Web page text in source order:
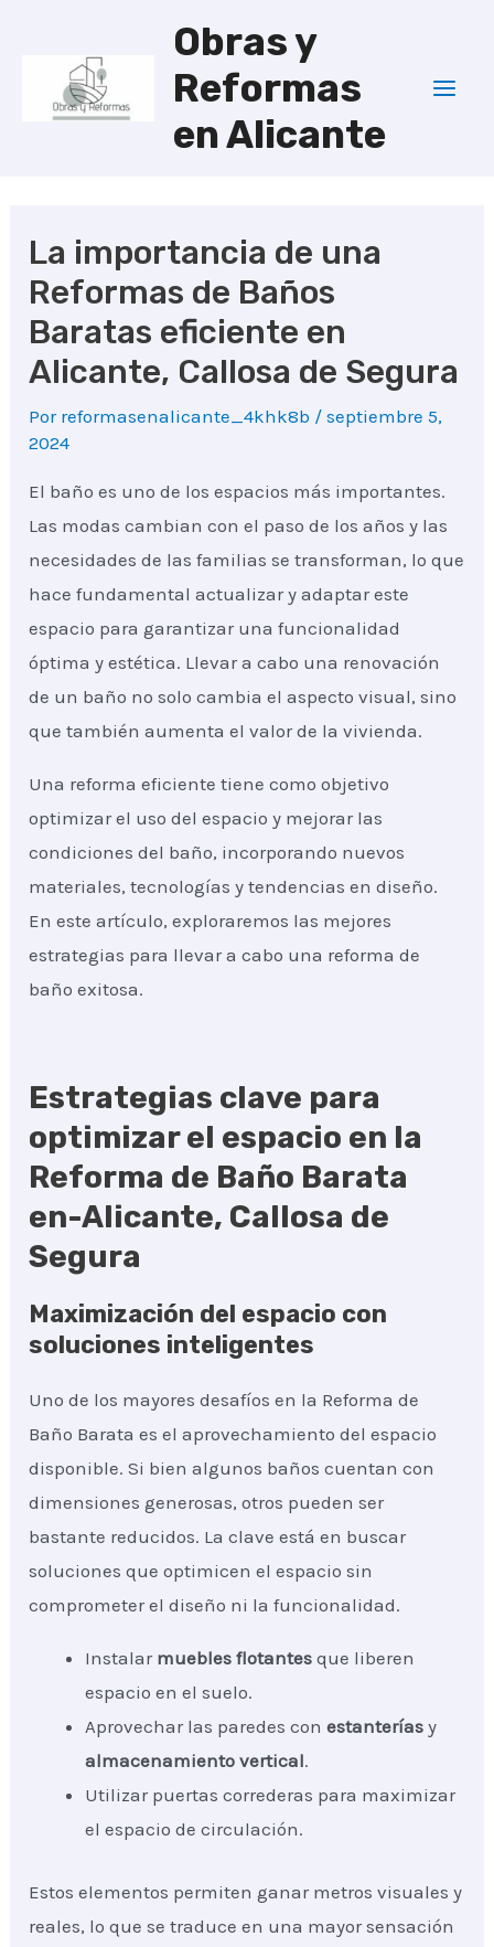
contenido
Obras y
Reformas
en Alicante
La importancia de una
Reformas de Baños
Baratas eficiente en
Alicante, Callosa de Segura
Por reformasenalicante_4khk8b /septiembre 5,
2024
El baño es uno de los espacios más importantes.
Las modas cambian con el paso de los años y las
necesidades de las familias se transforman, lo que
hace fundamental actualizar y adaptar este
espacio para garantizar una funcionalidad
óptima y estética. Llevar a cabo una renovación
de un baño no solo cambia el aspecto visual, sino
que también aumenta el valor de la vivienda.
Una reforma eficiente tiene como objetivo
optimizar el uso del espacio y mejorar las
condiciones del baño, incorporando nuevos
materiales, tecnologías y tendencias en diseño.
En este artículo, exploraremos las mejores
estrategias para llevar a cabo una reforma de
baño exitosa.
Estrategias clave para
optimizar el espacio en la
Reforma de Baño Barata
en-Alicante, Callosa de
Segura
Maximización del espacio con
soluciones inteligentes
Uno de los mayores desafíos en la Reforma de
Baño Barata es el aprovechamiento del espacio
disponible. Si bien algunos baños cuentan con
dimensiones generosas, otros pueden ser
bastante reducidos. La clave está en buscar
soluciones que optimicen el espacio sin
comprometer el diseño ni la funcionalidad.
Instalar muebles flotantes que liberen
espacio en el suelo.
Aprovechar las paredes conestanterías y
almacenamiento vertical.
Utilizar puertas correderas para maximizar
el espacio de circulación.
Estos elementos permiten ganar metros visuales y
reales, lo que se traduce en una mayor sensación